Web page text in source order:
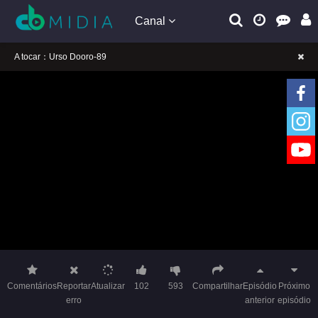
Canal
A tocar：Urso Dooro-89
ComentáriosReportar
erro
Atualizar 102 593 CompartilharEpisódio
anterior
Próximo
episódio